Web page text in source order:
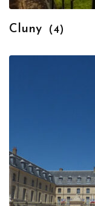
Cluny (4)